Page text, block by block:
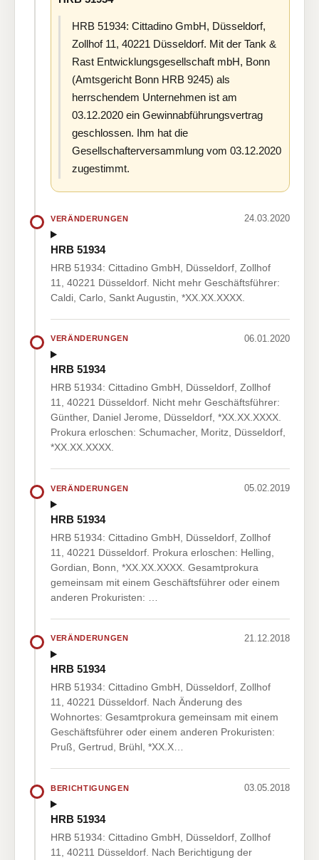
HRB 51934: Cittadino GmbH, Düsseldorf,
Zollhof 11, 40221 Düsseldorf. Mit der Tank &
Rast Entwicklungsgesellschaft mbH, Bonn
(Amtsgericht Bonn HRB 9245) als
herrschendem Unternehmen ist am
03.12.2020 ein Gewinnabführungsvertrag
geschlossen. Ihm hat die
Gesellschafterversammlung vom 03.12.2020
zugestimmt.
VERÄNDERUNGEN 24.03.2020
HRB 51934
HRB 51934: Cittadino GmbH, Düsseldorf, Zollhof
11, 40221 Düsseldorf. Nicht mehr Geschäftsführer:
Caldi, Carlo, Sankt Augustin, *XX.XX.XXXX.
VERÄNDERUNGEN 06.01.2020
HRB 51934
HRB 51934: Cittadino GmbH, Düsseldorf, Zollhof
11, 40221 Düsseldorf. Nicht mehr Geschäftsführer:
Günther, Daniel Jerome, Düsseldorf, *XX.XX.XXXX.
Prokura erloschen: Schumacher, Moritz, Düsseldorf,
*XX.XX.XXXX.
VERÄNDERUNGEN 05.02.2019
HRB 51934
HRB 51934: Cittadino GmbH, Düsseldorf, Zollhof
11, 40221 Düsseldorf. Prokura erloschen: Helling,
Gordian, Bonn, *XX.XX.XXXX. Gesamtprokura
gemeinsam mit einem Geschäftsführer oder einem
anderen Prokuristen: …
VERÄNDERUNGEN 21.12.2018
HRB 51934
HRB 51934: Cittadino GmbH, Düsseldorf, Zollhof
11, 40221 Düsseldorf. Nach Änderung des
Wohnortes: Gesamtprokura gemeinsam mit einem
Geschäftsführer oder einem anderen Prokuristen:
Pruß, Gertrud, Brühl, *XX.X…
BERICHTIGUNGEN 03.05.2018
HRB 51934
HRB 51934: Cittadino GmbH, Düsseldorf, Zollhof
11, 40211 Düsseldorf. Nach Berichtigung der